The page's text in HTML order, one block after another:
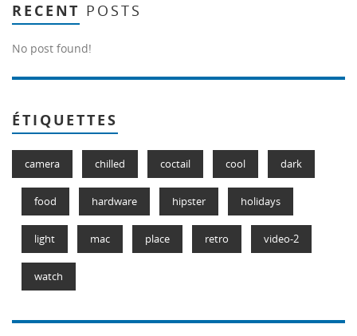
RECENT POSTS
No post found!
ÉTIQUETTES
camera chilled coctail cool dark
food hardware hipster holidays
light mac place retro video-2
watch